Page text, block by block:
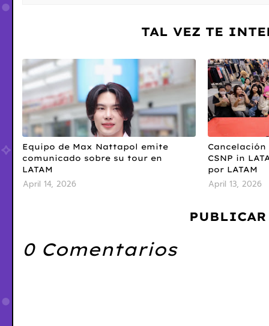
TAL VEZ TE
Equipo de Max Nattapol emite
comunicado sobre su tour en
LATAM
April 14, 2026
Cancelación
CSNP in
por LATAM
April 13, 2026
0 Comentarios